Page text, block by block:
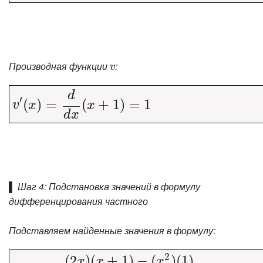
Производная функции v
v:
v′(x) =
d
dx
(x + 1) = 1
v (x)=dd x(x +1 )=1
▌ Шаг 4: Подстановка значений в формулу
дифференцирования частного
Подставляем найденные значения в формулу:
2